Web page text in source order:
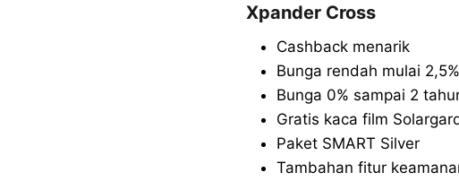
Xpander Cross
Cashback menarik
Bunga rendah mulai 2,5%
Bunga 0% sampai 2
Gratis kaca film
Paket SMART Silver
Tambahan fitur